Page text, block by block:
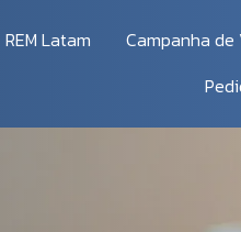
REM Latam
Campanha de